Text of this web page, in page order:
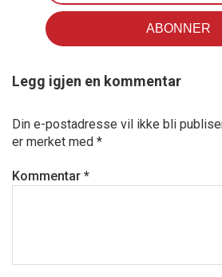
Legg igjen en kommentar
Din e-postadresse vil ikke bli
er merket med *
Kommentar *